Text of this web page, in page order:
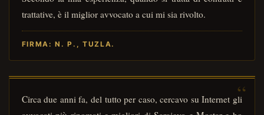
trattative, è il miglior avvocato a cui mi sia rivolto.
FIRMA: N. P., TUZLA.
Circa due anni fa, del tutto per caso, cercavo su Internet gli